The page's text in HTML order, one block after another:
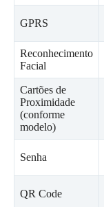
GPRS
Reconhecimento
Facial
Cartões de
Proximidade
(conforme
modelo)
Senha
QR Code